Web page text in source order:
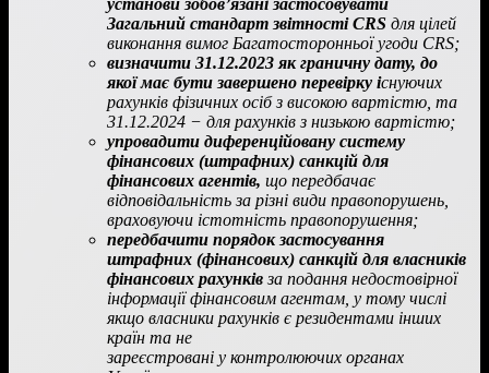
установи зобов’язані застосовувати
Загальний стандарт звітності CRS для цілей
виконання вимог Багатосторонньої угоди CRS;
визначити 31.12.2023 як граничну дату, до
якої має бути завершено перевірку існуючих
рахунків фізичних осіб з високою вартістю, та
31.12.2024 − для рахунків з низькою вартістю;
упровадити диференційовану систему
фінансових (штрафних) санкцій для
фінансових агентів, що передбачає
відповідальність за різні види правопорушень,
враховуючи істотність правопорушення;
передбачити порядок застосування
штрафних (фінансових) санкцій для власників
фінансових рахунків за подання недостовірної
інформації фінансовим агентам, у тому числі
якщо власники рахунків є резидентами інших
країн та не
зареєстровані у контролюючих органах